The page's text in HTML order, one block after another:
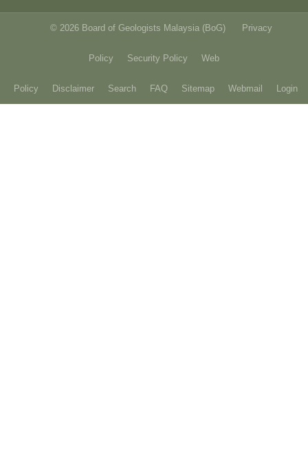
© 2026 Board of Geologists Malaysia (BoG) Privacy
Policy Security Policy Web
Policy Disclaimer Search FAQ Sitemap Webmail Login